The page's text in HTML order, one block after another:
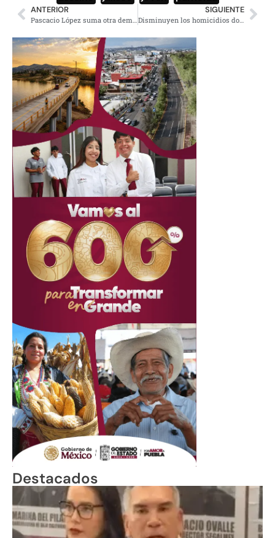
ANTERIOR SIGUIENTE
Disminuyen los homicidios dolosos en Veracruz, del lugar 17 al 23 nacional
Destacados